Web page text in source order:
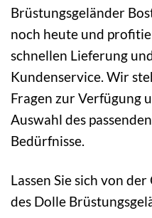
Brüstungsgeländer
noch heute und
schnellen Lieferung
Kundenservice. Wir
Fragen zur Verfügung
Auswahl des
Bedürfnisse.
Lassen Sie sich von
des Dolle